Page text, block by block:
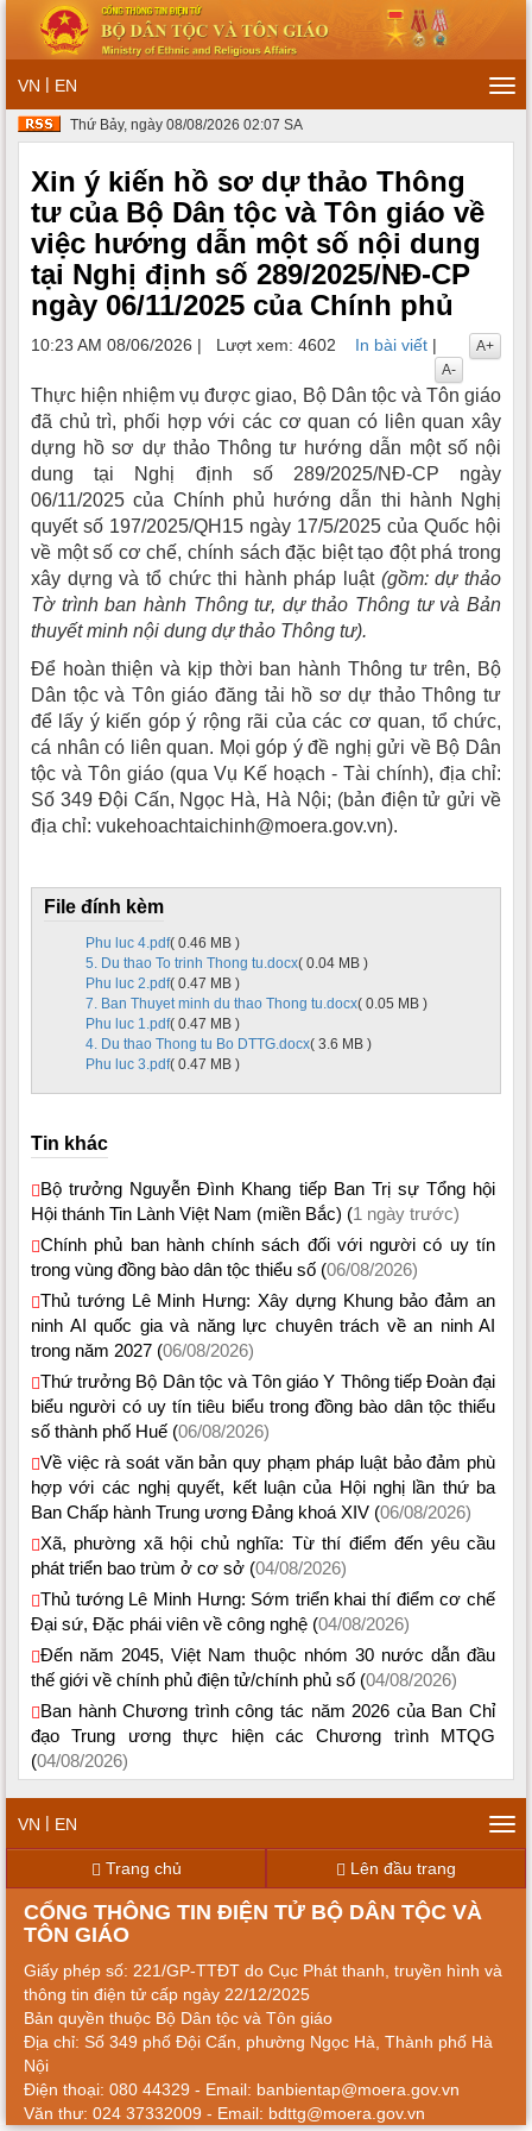
VN | EN
Thứ Bảy, ngày 08/08/2026 02:07 SA
Xin ý kiến hồ sơ dự thảo Thông
tư của Bộ Dân tộc và Tôn giáo về
việc hướng dẫn một số nội dung
tại Nghị định số 289/2025/NĐ-CP
ngày 06/11/2025 của Chính phủ
10:23 AM 08/06/2026 | Lượt xem: 4602 In bài viết |
A+
A-
Thực hiện nhiệm vụ được giao, Bộ Dân tộc và Tôn giáo
đã chủ trì, phối hợp với các cơ quan có liên quan xây
dựng hồ sơ dự thảo Thông tư hướng dẫn một số nội
dung tại Nghị định số 289/2025/NĐ-CP ngày
06/11/2025 của Chính phủ hướng dẫn thi hành Nghị
quyết số 197/2025/QH15 ngày 17/5/2025 của Quốc hội
về một số cơ chế, chính sách đặc biệt tạo đột phá trong
xây dựng và tổ chức thi hành pháp luật (gồm: dự thảo
Tờ trình ban hành Thông tư, dự thảo Thông tư và Bản
thuyết minh nội dung dự thảo Thông tư).
Để hoàn thiện và kịp thời ban hành Thông tư trên, Bộ
Dân tộc và Tôn giáo đăng tải hồ sơ dự thảo Thông tư
để lấy ý kiến góp ý rộng rãi của các cơ quan, tổ chức,
cá nhân có liên quan. Mọi góp ý đề nghị gửi về Bộ Dân
tộc và Tôn giáo (qua Vụ Kế hoạch - Tài chính), địa chỉ:
Số 349 Đội Cấn, Ngọc Hà, Hà Nội; (bản điện tử gửi về
địa chỉ: vukehoachtaichinh@moera.gov.vn).
File đính kèm
Phu luc 4.pdf( 0.46 MB )
5. Du thao To trinh Thong tu.docx( 0.04 MB )
Phu luc 2.pdf( 0.47 MB )
7. Ban Thuyet minh du thao Thong tu.docx( 0.05 MB )
Phu luc 1.pdf( 0.47 MB )
4. Du thao Thong tu Bo DTTG.docx( 3.6 MB )
Phu luc 3.pdf( 0.47 MB )
Tin khác
Bộ trưởng Nguyễn Đình Khang tiếp Ban Trị sự Tổng hội
Hội thánh Tin Lành Việt Nam (miền Bắc) (1 ngày trước)
Chính phủ ban hành chính sách đối với người có uy tín
trong vùng đồng bào dân tộc thiểu số (06/08/2026)
Thủ tướng Lê Minh Hưng: Xây dựng Khung bảo đảm an
ninh AI quốc gia và năng lực chuyên trách về an ninh AI
trong năm 2027 (06/08/2026)
Thứ trưởng Bộ Dân tộc và Tôn giáo Y Thông tiếp Đoàn đại
biểu người có uy tín tiêu biểu trong đồng bào dân tộc thiểu
số thành phố Huế (06/08/2026)
Về việc rà soát văn bản quy phạm pháp luật bảo đảm phù
hợp với các nghị quyết, kết luận của Hội nghị lần thứ ba
Ban Chấp hành Trung ương Đảng khoá XIV (06/08/2026)
Xã, phường xã hội chủ nghĩa: Từ thí điểm đến yêu cầu
phát triển bao trùm ở cơ sở (04/08/2026)
Thủ tướng Lê Minh Hưng: Sớm triển khai thí điểm cơ chế
Đại sứ, Đặc phái viên về công nghệ (04/08/2026)
Đến năm 2045, Việt Nam thuộc nhóm 30 nước dẫn đầu
thế giới về chính phủ điện tử/chính phủ số (04/08/2026)
Ban hành Chương trình công tác năm 2026 của Ban Chỉ
đạo Trung ương thực hiện các Chương trình MTQG
(04/08/2026)
VN | EN
Trang chủ
Lên đầu trang
CỔNG THÔNG TIN ĐIỆN TỬ BỘ DÂN TỘC VÀ
TÔN GIÁO
Giấy phép số: 221/GP-TTĐT do Cục Phát thanh, truyền hình và
thông tin điện tử cấp ngày 22/12/2025
Bản quyền thuộc Bộ Dân tộc và Tôn giáo
Địa chỉ: Số 349 phố Đội Cấn, phường Ngọc Hà, Thành phố Hà
Nội
Điện thoại: 080 44329 - Email: banbientap@moera.gov.vn
Văn thư: 024 37332009 - Email: bdttg@moera.gov.vn